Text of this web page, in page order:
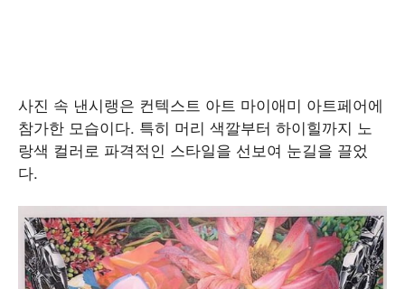
사진 속 낸시랭은 컨텍스트 아트 마이애미 아트페어에
참가한 모습이다. 특히 머리 색깔부터 하이힐까지 노
랑색 컬러로 파격적인 스타일을 선보여 눈길을 끌었
다.